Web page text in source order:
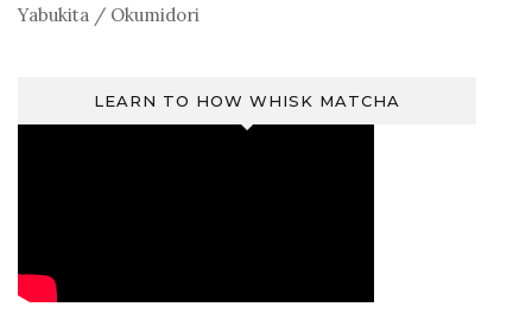
Yabukita / Okumidori
LEARN TO HOW WHISK MATCHA